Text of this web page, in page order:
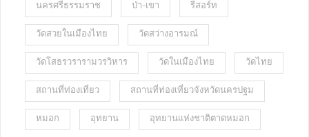
นครศรีธรรมราช ป่า-เขา รีสอร์ท
วัดสวยในเมืองไทย วัดสว่างอารมณ์
วัดโสธรวรารามวรวิหาร วัดในเมืองไทย วัดไทย
สถานที่ท่องเที่ยว สถานที่ท่องเที่ยวจังหวัดนครปฐม
หมอก อุทยาน อุทยานแห่งชาติตาดหมอก